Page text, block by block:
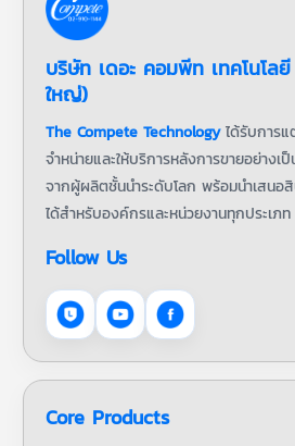
บริษัท เดอะ คอมพีท เทคโนโล
ใหญ่)
The Compete Technologyได้รับการแ
จำหน่ายและให้บริการหลังการขายอย่างเป็
จากผู้ผลิตชั้นนำระดับโลก พร้อมนำเสนอ
ได้สำหรับองค์กรและหน่วยงานทุกประเภท
Follow Us
Core Products